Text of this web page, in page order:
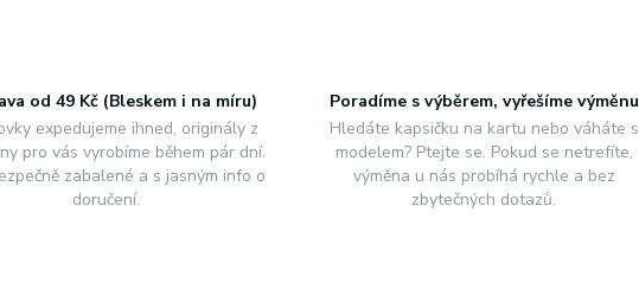
od 49 Kč (Bleskem i na míru)
expedujeme ihned, originály z
pro vás vyrobíme během pár dní.
zabalené a s jasným info o
doručení.
Poradíme s výběrem, vyřešíme výměnu
Hledáte kapsičku na kartu nebo váháte s
modelem? Ptejte se. Pokud se netrefíte,
výměna u nás probíhá rychle a bez
zbytečných dotazů.